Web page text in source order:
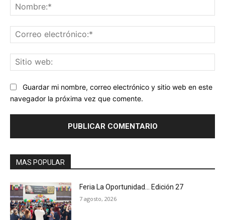
Guardar mi nombre, correo electrónico y sitio web en este
navegador la próxima vez que comente.
MAS POPULAR
Feria La Oportunidad… Edición 27
7 agosto, 2026